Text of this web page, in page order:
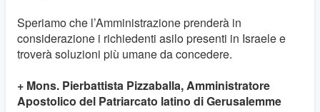
Speriamo che l’Amministrazione prenderà in
considerazione i richiedenti asilo presenti in Israele e
troverà soluzioni più umane da concedere.
+ Mons. Pierbattista Pizzaballa, Amministratore
Apostolico del Patriarcato latino di Gerusalemme